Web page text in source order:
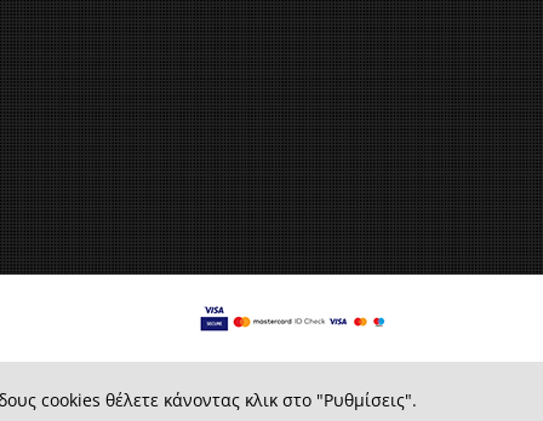
cookies θέλετε κάνοντας κλικ στο "Ρυθμίσεις".